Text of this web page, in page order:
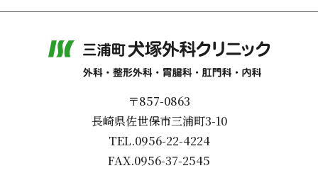
〒857-0863
長崎県佐世保市三浦町3-10
TEL.0956-22-4224
FAX.0956-37-2545